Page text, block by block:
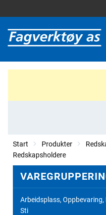
Start Produkter
Redskapsholdere
Arbeidsplass,
Sti